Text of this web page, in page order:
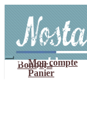
navigation
contenu
Mon compte
Panier
Bonbons